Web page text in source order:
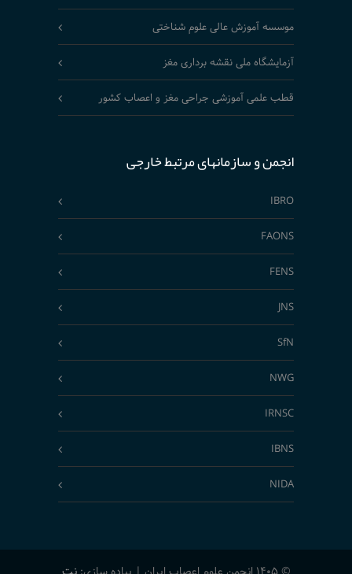
موسسه آموزش عالی علوم شناختی
آزمایشگاه ملی نقشه برداری مغز
قطب علمی آموزشی جراحی مغز و اعصاب کشور
انجمن و سازمانهای مرتبط خارجی
IBRO
FAONS
FENS
JNS
SfN
NWG
IRNSC
IBNS
NIDA